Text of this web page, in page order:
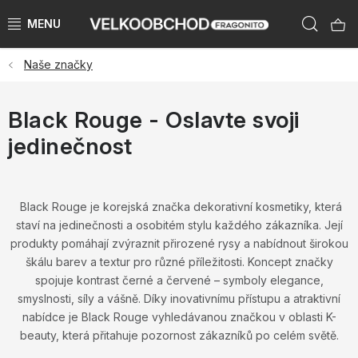
na
NAŠE ZNAČKY
PŘEDPRODEJ VÁNOCE 2026
NOVINKY 2026
ZNAČKY PODLE ZEMÍ
VÝPRODEJ SKLADU AŽ -50 %
KATALOGY
Naše značky
Black Rouge - Oslavte svoji
jedinečnost
Black Rouge je korejská značka dekorativní kosmetiky, která
staví na jedinečnosti a osobitém stylu každého zákazníka. Její
produkty pomáhají zvýraznit přirozené rysy a nabídnout širokou
škálu barev a textur pro různé příležitosti. Koncept značky
spojuje kontrast černé a červené – symboly elegance,
smyslnosti, síly a vášně. Díky inovativnímu přístupu a atraktivní
nabídce je Black Rouge vyhledávanou značkou v oblasti K-
beauty, která přitahuje pozornost zákazníků po celém světě.